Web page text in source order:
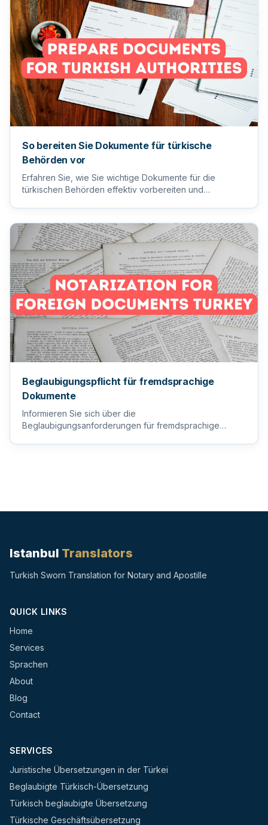
So bereiten Sie Dokumente für türkische
Behörden vor
Erfahren Sie, wie Sie wichtige Dokumente für die
türkischen Behörden effektiv vorbereiten und
Beglaubigungspflicht für fremdsprachige
Dokumente
Informieren Sie sich über die
Beglaubigungsanforderungen für fremdsprachige
Istanbul Translators
Turkish Sworn Translation for Notary and Apostille
QUICK LINKS
Home
Services
Sprachen
About
Blog
Contact
SERVICES
Juristische Übersetzungen in der Türkei
Beglaubigte Türkisch-Übersetzung
Türkisch beglaubigte Übersetzung
Türkische Geschäftsübersetzung